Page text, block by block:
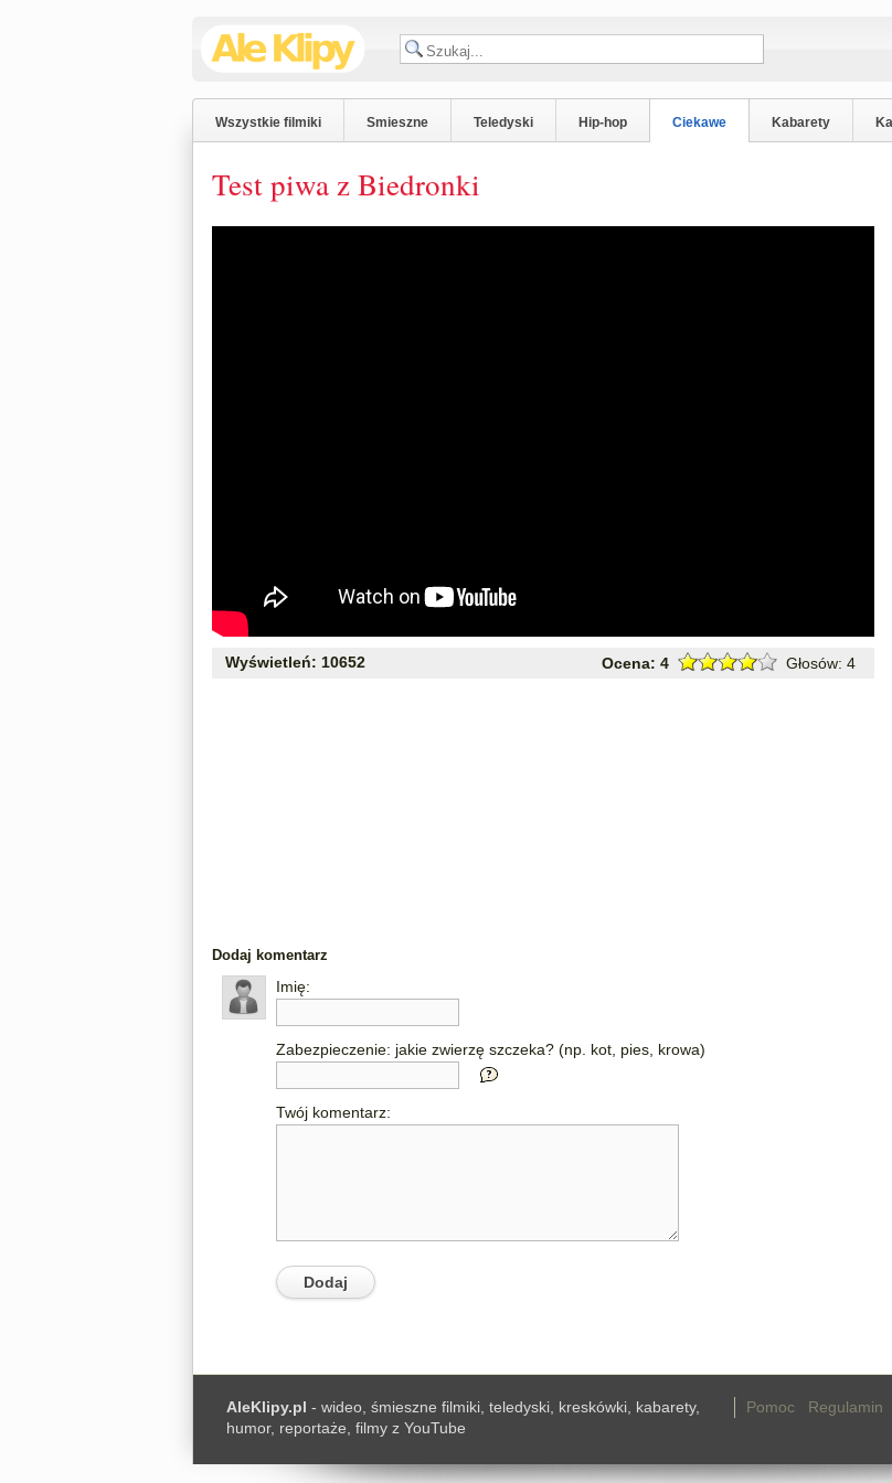
Wszystkie filmiki Smieszne Teledyski Hip-hop Ciekawe Kabarety
Test piwa z Biedronki
Wyświetleń: 10652 Ocena: 4 Głosów: 4
Dodaj komentarz
Imię:
Zabezpieczenie: jakie zwierzę szczeka? (np. kot, pies, krowa)
Twój komentarz:
AleKlipy.pl - wideo, śmieszne filmiki, teledyski, kreskówki, kabarety,
humor, reportaże, filmy z YouTube
Pomoc Regulamin